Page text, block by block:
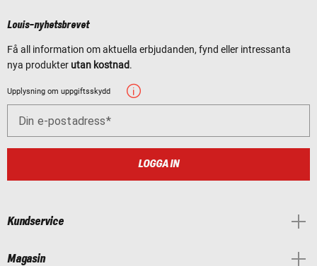
Louis-nyhetsbrevet
Få all information om aktuella erbjudanden, fynd eller intressanta
nya produkter utan kostnad.
Upplysning om uppgiftsskydd
Din e-postadress
LOGGA IN
Kundservice
Magasin